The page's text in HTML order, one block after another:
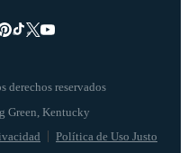
reservados
Política de Uso Justo